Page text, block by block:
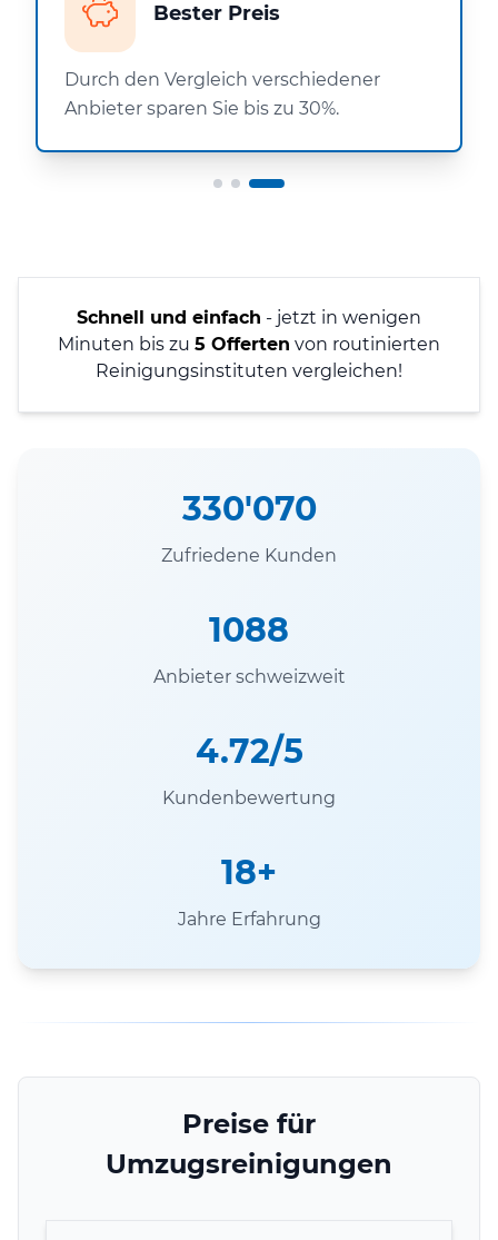
Bester Preis
Durch den Vergleich verschiedener
Anbieter sparen Sie bis zu 30%.
Schnell und einfach - jetzt in wenigen
Minuten bis zu 5 Offerten von routinierten
Reinigungsinstituten vergleichen!
330'070
Zufriedene Kunden
1088
Anbieter schweizweit
4.72/5
Kundenbewertung
18+
Jahre Erfahrung
Preise für
Umzugsreinigungen